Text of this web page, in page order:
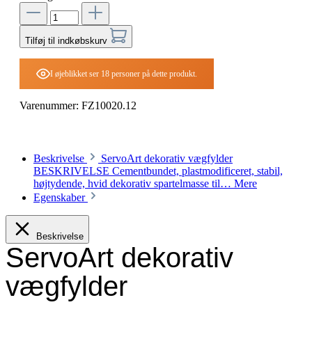
Tilføj til indkøbskurv
I øjeblikket ser 18 personer på dette produkt.
Varenummer: FZ10020.12
Beskrivelse
ServoArt dekorativ vægfylder
BESKRIVELSE Cementbundet, plastmodificeret, stabil,
højtydende, hvid dekorativ spartelmasse til… Mere
Egenskaber
Beskrivelse
ServoArt dekorativ
vægfylder